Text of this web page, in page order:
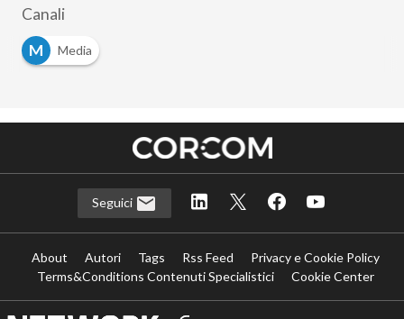
Canali
M
Media
Seguici
About Autori Tags Rss Feed
Privacy e Cookie Policy
Terms&Conditions Contenuti Specialistici
Cookie Center